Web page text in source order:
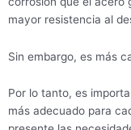
mayor resistencia al
Sin embargo, es más
Por lo tanto, es
más adecuado para